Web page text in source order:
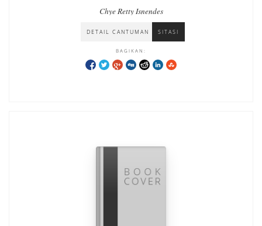
Chye Retty Isnendes
DETAIL CANTUMAN SITASI
BAGIKAN: